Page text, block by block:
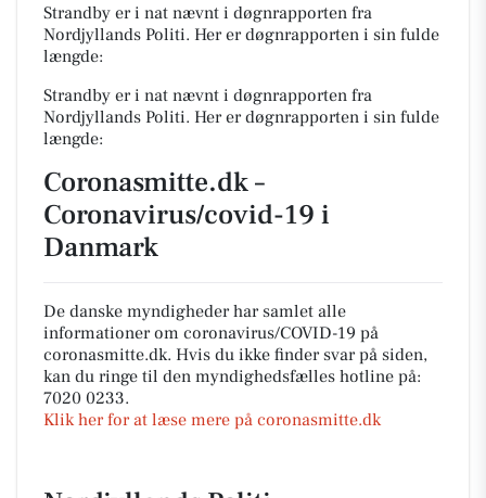
Strandby er i nat nævnt i døgnrapporten fra
Nordjyllands Politi. Her er døgnrapporten i sin fulde
længde:
Strandby er i nat nævnt i døgnrapporten fra
Nordjyllands Politi. Her er døgnrapporten i sin fulde
længde:
Coronasmitte.dk –
Coronavirus/covid-19 i
Danmark
De danske myndigheder har samlet alle
informationer om coronavirus/COVID-19 på
coronasmitte.dk. Hvis du ikke finder svar på siden,
kan du ringe til den myndighedsfælles hotline på:
7020 0233.
Klik her for at læse mere på coronasmitte.dk